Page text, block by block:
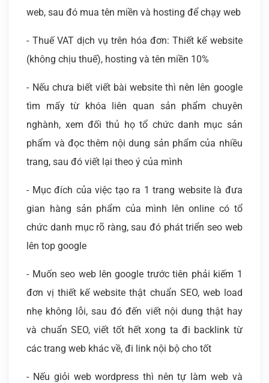
web, sau đó mua tên miền và hosting để chạy web
- Thuế VAT dịch vụ trên hóa đơn: Thiết kế website
(không chịu thuế), hosting và tên miền 10%
- Nếu chưa biết viết bài website thì nên lên google
tìm mấy từ khóa liên quan sản phẩm chuyên
nghành, xem đối thủ họ tổ chức danh mục sản
phẩm và đọc thêm nội dung sản phẩm của nhiều
trang, sau đó viết lại theo ý của mình
- Mục đích của việc tạo ra 1 trang website là đưa
gian hàng sản phẩm của mình lên online có tổ
chức danh mục rõ ràng, sau đó phát triển seo web
lên top google
- Muốn seo web lên google trước tiên phải kiếm 1
đơn vị thiết kế website thật chuẩn SEO, web load
nhẹ không lỗi, sau đó đến viết nội dung thật hay
và chuẩn SEO, viết tốt hết xong ta đi backlink từ
các trang web khác về, đi link nội bộ cho tốt
- Nếu giỏi web wordpress thì nên tự làm web và